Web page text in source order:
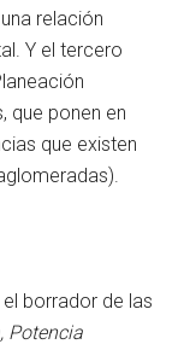
relación
Y el tercero
que ponen en
que existen
borrador de las
Potencia